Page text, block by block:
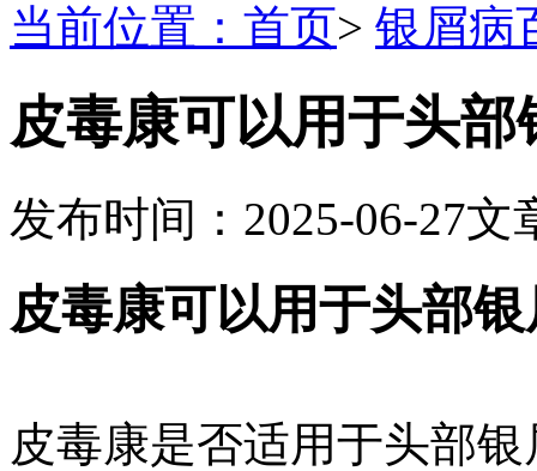
当前位置：首页> 银屑病
皮毒康可以用于头部
发布时间：2025-06-27文
皮毒康可以用于头部
皮毒康是否适用于头部